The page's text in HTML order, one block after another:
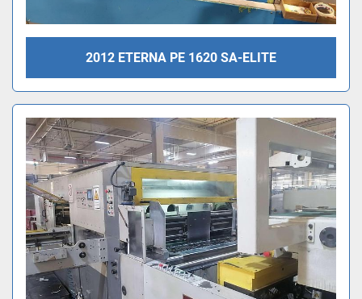
2012 ETERNA PE 1620 SA-ELITE